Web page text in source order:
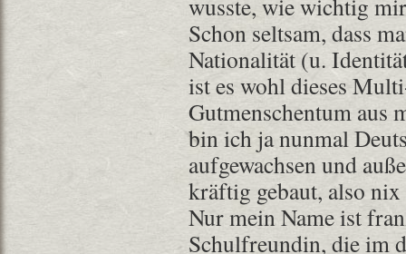
wusste, wie wichtig
Schon seltsam, dass
Nationalität (u.
ist es wohl dieses
Gutmenschentum aus
bin ich ja nunmal
aufgewachsen und
kräftig gebaut, also
Nur mein Name ist
Schulfreundin, die im